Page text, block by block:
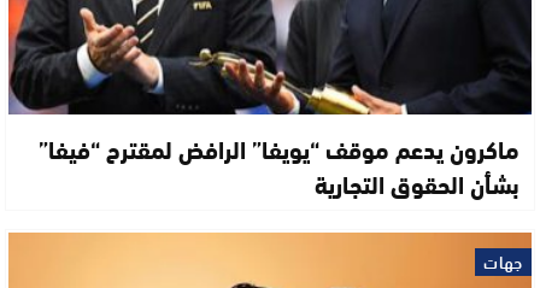
ماكرون يدعم موقف “يويفا” الرافض لمقترح “فيفا”
بشأن الحقوق التجارية
جهات